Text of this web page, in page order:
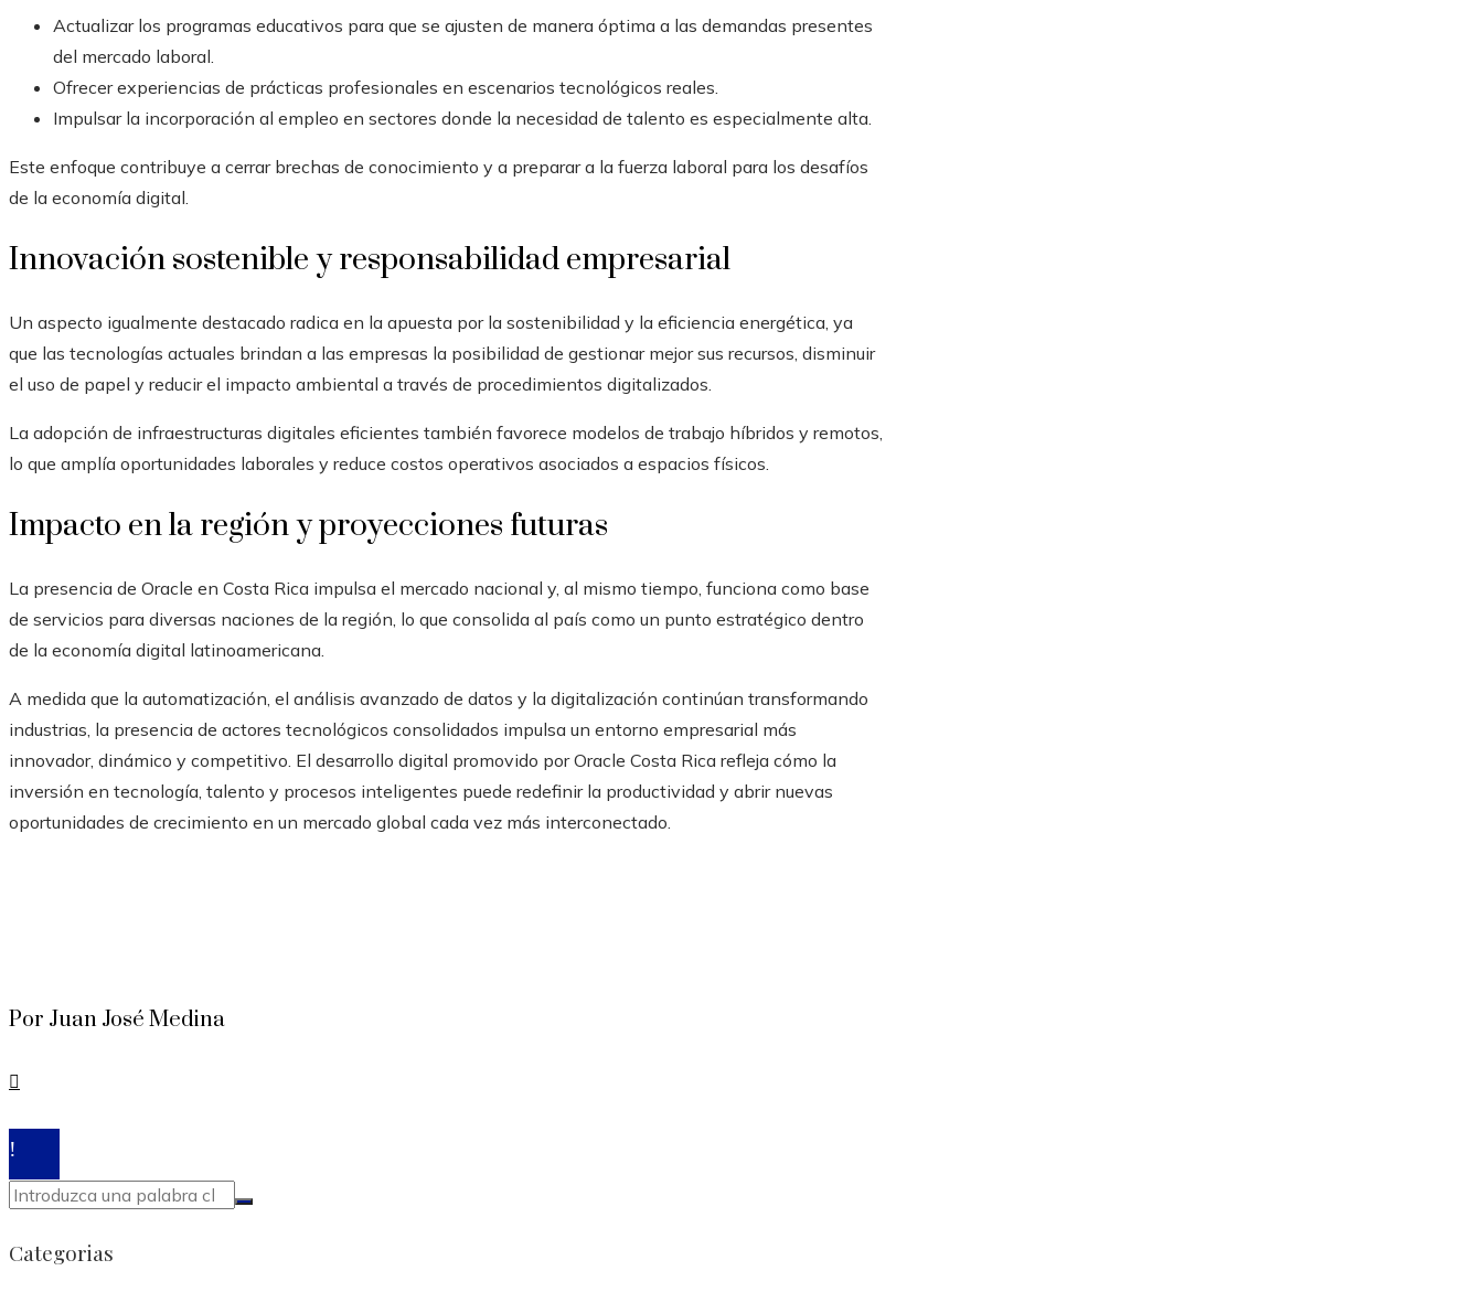
Actualizar los programas educativos para que se ajusten de manera óptima a las demandas presentes
del mercado laboral.
Ofrecer experiencias de prácticas profesionales en escenarios tecnológicos reales.
Impulsar la incorporación al empleo en sectores donde la necesidad de talento es especialmente alta.
Este enfoque contribuye a cerrar brechas de conocimiento y a preparar a la fuerza laboral para los desafíos
de la economía digital.
Innovación sostenible y responsabilidad empresarial
Un aspecto igualmente destacado radica en la apuesta por la sostenibilidad y la eficiencia energética, ya
que las tecnologías actuales brindan a las empresas la posibilidad de gestionar mejor sus recursos, disminuir
el uso de papel y reducir el impacto ambiental a través de procedimientos digitalizados.
La adopción de infraestructuras digitales eficientes también favorece modelos de trabajo híbridos y remotos,
lo que amplía oportunidades laborales y reduce costos operativos asociados a espacios físicos.
Impacto en la región y proyecciones futuras
La presencia de Oracle en Costa Rica impulsa el mercado nacional y, al mismo tiempo, funciona como base
de servicios para diversas naciones de la región, lo que consolida al país como un punto estratégico dentro
de la economía digital latinoamericana.
A medida que la automatización, el análisis avanzado de datos y la digitalización continúan transformando
industrias, la presencia de actores tecnológicos consolidados impulsa un entorno empresarial más
innovador, dinámico y competitivo. El desarrollo digital promovido por Oracle Costa Rica refleja cómo la
inversión en tecnología, talento y procesos inteligentes puede redefinir la productividad y abrir nuevas
oportunidades de crecimiento en un mercado global cada vez más interconectado.
Por Juan José Medina
Categorias